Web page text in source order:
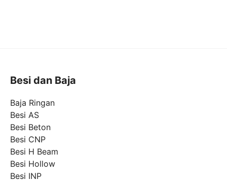
Besi dan Baja
Baja Ringan
Besi AS
Besi Beton
Besi CNP
Besi H Beam
Besi Hollow
Besi INP